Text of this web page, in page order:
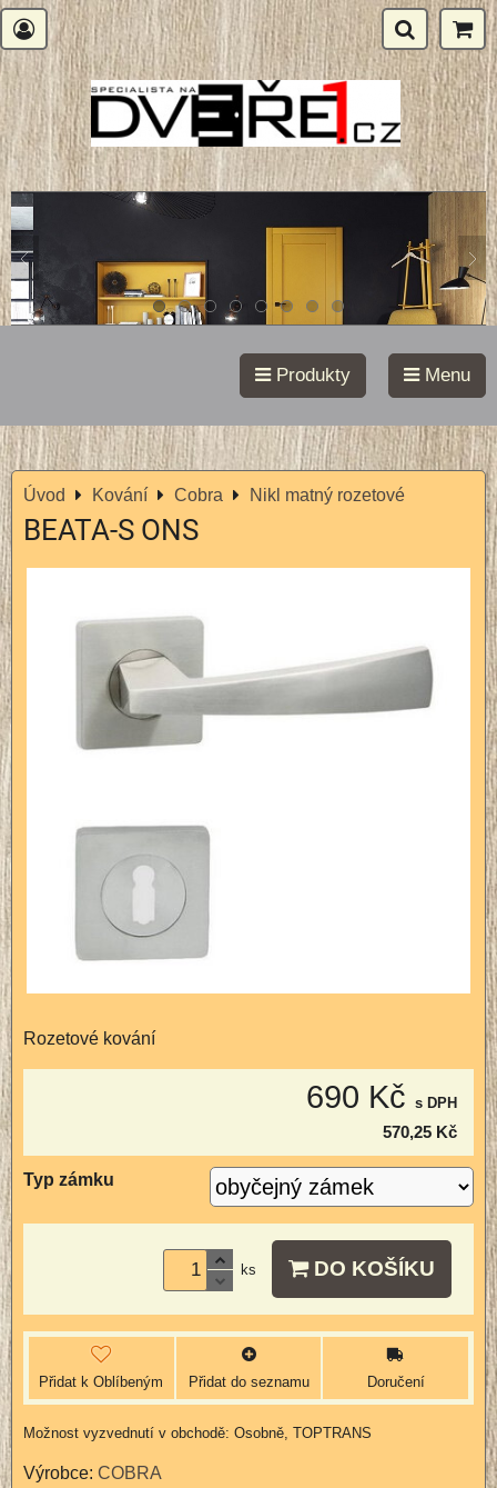
Produkty Menu
Úvod Kování Cobra Nikl matný rozetové
BEATA-S ONS
Rozetové kování
690 Kč s DPH
570,25 Kč
Typ zámku
ks DO KOŠÍKU
Přidat k Oblíbeným Přidat do seznamu Doručení
Osobně, TOPTRANS
Výrobce: COBRA